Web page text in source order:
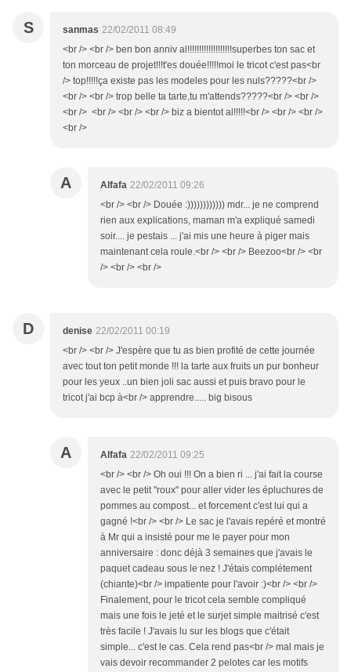
S sanmas 22/02/2011 08:49
<br /> <br /> ben bon anniv al!!!!!!!!!!!!!!!!!!!superbes ton sac et
ton morceau de projet!!!t'es douée!!!!!moi le tricot c'est pas<br
/> top!!!!!ça existe pas les modeles pour les nuls?????<br />
<br /> <br /> trop belle ta tarte,tu m'attends?????<br /> <br />
<br /> <br /> <br /> <br /> biz a bientot al!!!!!<br /> <br /> <br />
<br />
A Alfafa 22/02/2011 09:26
<br /> <br /> Douée :)))))))))))) mdr... je ne comprend
rien aux explications, maman m'a expliqué samedi
soir.... je pestais ... j'ai mis une heure à piger mais
maintenant cela roule.<br /> <br /> Beezoo<br /> <br
/> <br /> <br />
D denise 22/02/2011 00:19
<br /> <br /> J'espère que tu as bien profité de cette journée
avec tout ton petit monde !!! la tarte aux fruits un pur bonheur
pour les yeux ..un bien joli sac aussi et puis bravo pour le
tricot j'ai bcp à<br /> apprendre..... big bisous
A Alfafa 22/02/2011 09:25
<br /> <br /> Oh oui !!! On a bien ri ... j'ai fait la course
avec le petit "roux" pour aller vider les épluchures de
pommes au compost... et forcement c'est lui qui a
gagné !<br /> <br /> Le sac je l'avais repéré et montré
à Mr qui a insisté pour me le payer pour mon
anniversaire : donc déjà 3 semaines que j'avais le
paquet cadeau sous le nez ! J'étais complétement
(chiante)<br /> impatiente pour l'avoir :)<br /> <br />
Finalement, pour le tricot cela semble compliqué
mais une fois le jeté et le surjet simple maitrisé c'est
très facile ! J'avais lu sur les blogs que c'était
simple... c'est le cas. Cela rend pas<br /> mal mais je
vais devoir recommander 2 pelotes car les motifs